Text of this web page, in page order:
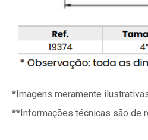
*Imagens meramente
**Informações técnicas são de